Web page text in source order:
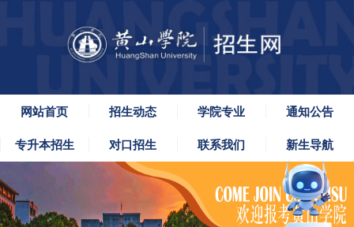
网站首页 招生动态 学院专业
通知公告
专升本招生
对口招生 联系我们 新生导航